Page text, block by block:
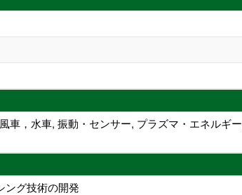
車，水車, 振動・センサー, プラズマ・エネルギ
ング技術の開発